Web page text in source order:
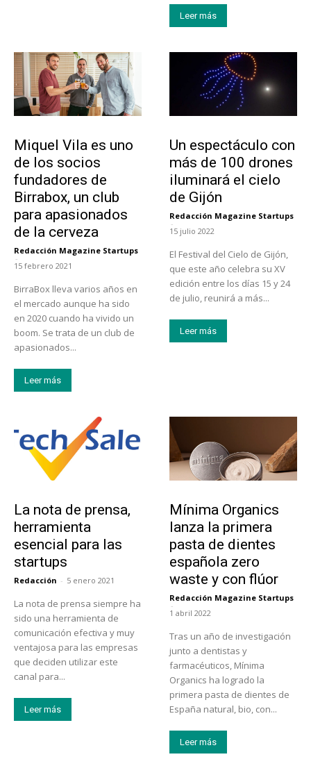
Leer más
Miquel Vila es uno
de los socios
fundadores de
Birrabox, un club
para apasionados
de la cerveza
Redacción Magazine Startups
-
15 febrero 2021
BirraBox lleva varios años en
el mercado aunque ha sido
en 2020 cuando ha vivido un
boom. Se trata de un club de
apasionados...
Leer más
Un espectáculo con
más de 100 drones
iluminará el cielo
de Gijón
Redacción Magazine Startups
-
15 julio 2022
El Festival del Cielo de Gijón,
que este año celebra su XV
edición entre los días 15 y 24
de julio, reunirá a más...
Leer más
La nota de prensa,
herramienta
esencial para las
startups
Redacción - 5 enero 2021
La nota de prensa siempre ha
sido una herramienta de
comunicación efectiva y muy
ventajosa para las empresas
que deciden utilizar este
canal para...
Leer más
Mínima Organics
lanza la primera
pasta de dientes
española zero
waste y con flúor
Redacción Magazine Startups
-
1 abril 2022
Tras un año de investigación
junto a dentistas y
farmacéuticos, Mínima
Organics ha logrado la
primera pasta de dientes de
España natural, bio, con...
Leer más